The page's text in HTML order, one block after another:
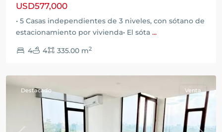
USD577,000
• 5 Casas independientes de 3 niveles, con sótano de
estacionamiento por vivienda• El sóta ...
4 4 335.00 m2
Destacado Venta